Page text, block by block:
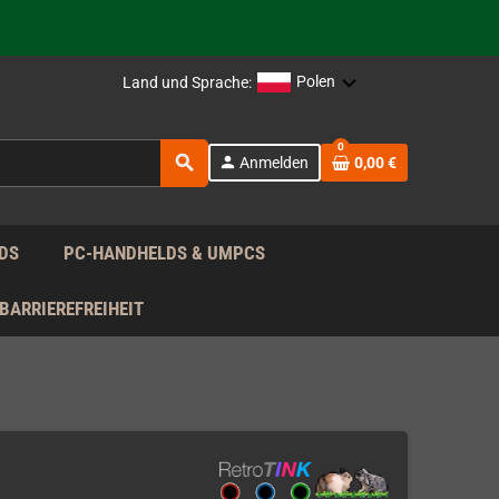
Land und Sprache: Polen
search person Anmelden
0
0,00 €
PC-HANDHELDS & UMPCS
BARRIEREFREIHEIT